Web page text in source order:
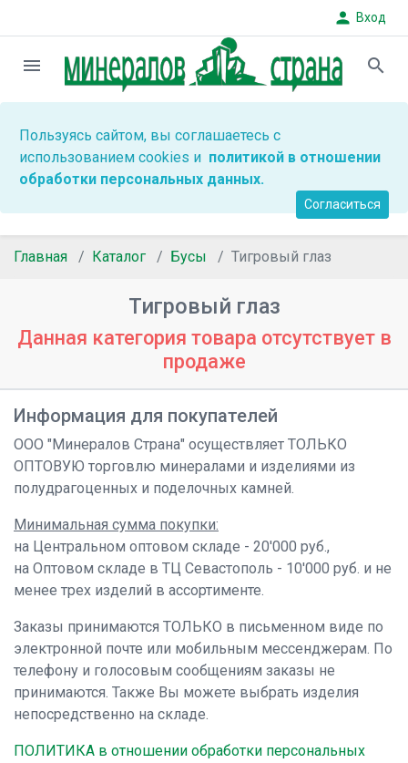
person Вход
menu search
Пользуясь сайтом, вы соглашаетесь с
использованием cookies и политикой в отношении
обработки персональных данных.
Согласиться
Главная Каталог Бусы Тигровый глаз
Тигровый глаз
Данная категория товара отсутствует в
продаже
Информация для покупателей
ООО "Минералов Страна" осуществляет ТОЛЬКО
ОПТОВУЮ торговлю минералами и изделиями из
полудрагоценных и поделочных камней.
Минимальная сумма покупки:
на Центральном оптовом складе - 20'000 руб.,
на Оптовом складе в ТЦ Севастополь - 10'000 руб. и не
менее трех изделий в ассортименте.
Заказы принимаются ТОЛЬКО в письменном виде по
электронной почте или мобильным мессенджерам. По
телефону и голосовым сообщениям заказы не
принимаются. Также Вы можете выбрать изделия
непосредственно на складе.
ПОЛИТИКА в отношении обработки персональных